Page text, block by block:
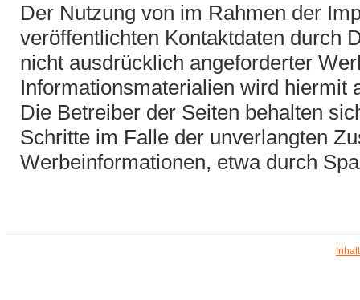
Der Nutzung von im Rahmen der
veröffentlichten Kontaktdaten durch
nicht ausdrücklich angeforderter
Informationsmaterialien wird hiermit
Die Betreiber der Seiten behalten
Schritte im Falle der unverlangten
Werbeinformationen, etwa durch